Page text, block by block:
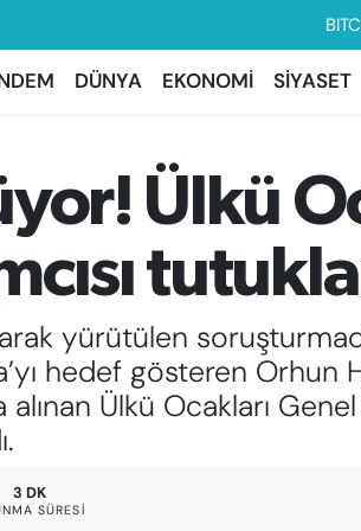
DÜNYA EKONOMİ SİYASET
Ülkü
yürütülen
hedef gösteren Orhun
Ülkü Ocakları
3 DK
SÜRESI